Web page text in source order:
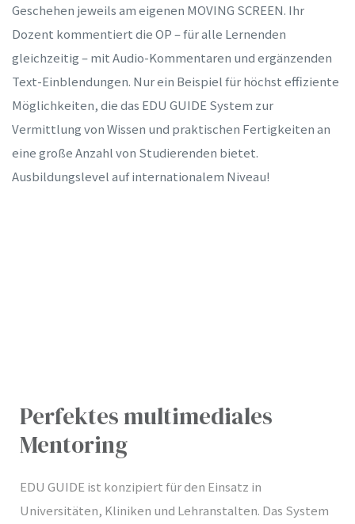
Geschehen jeweils am eigenen MOVING SCREEN. Ihr
Dozent kommentiert die OP – für alle Lernenden
gleichzeitig – mit Audio-Kommentaren und ergänzenden
Text-Einblendungen. Nur ein Beispiel für höchst effiziente
Möglichkeiten, die das EDU GUIDE System zur
Vermittlung von Wissen und praktischen Fertigkeiten an
eine große Anzahl von Studierenden bietet.
Ausbildungslevel auf internationalem Niveau!
Perfektes multimediales
Mentoring
EDU GUIDE ist konzipiert für den Einsatz in
Universitäten, Kliniken und Lehranstalten. Das System